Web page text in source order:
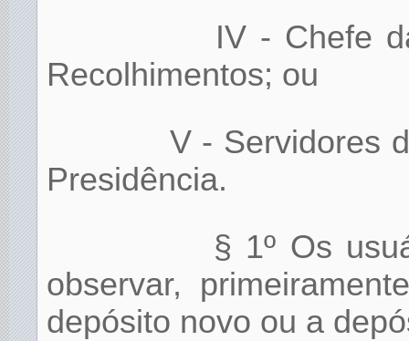
IV - Chefe
Recolhimentos; ou
V - Servidores
Presidência.
§ 1º Os
observar,
depósito novo ou a